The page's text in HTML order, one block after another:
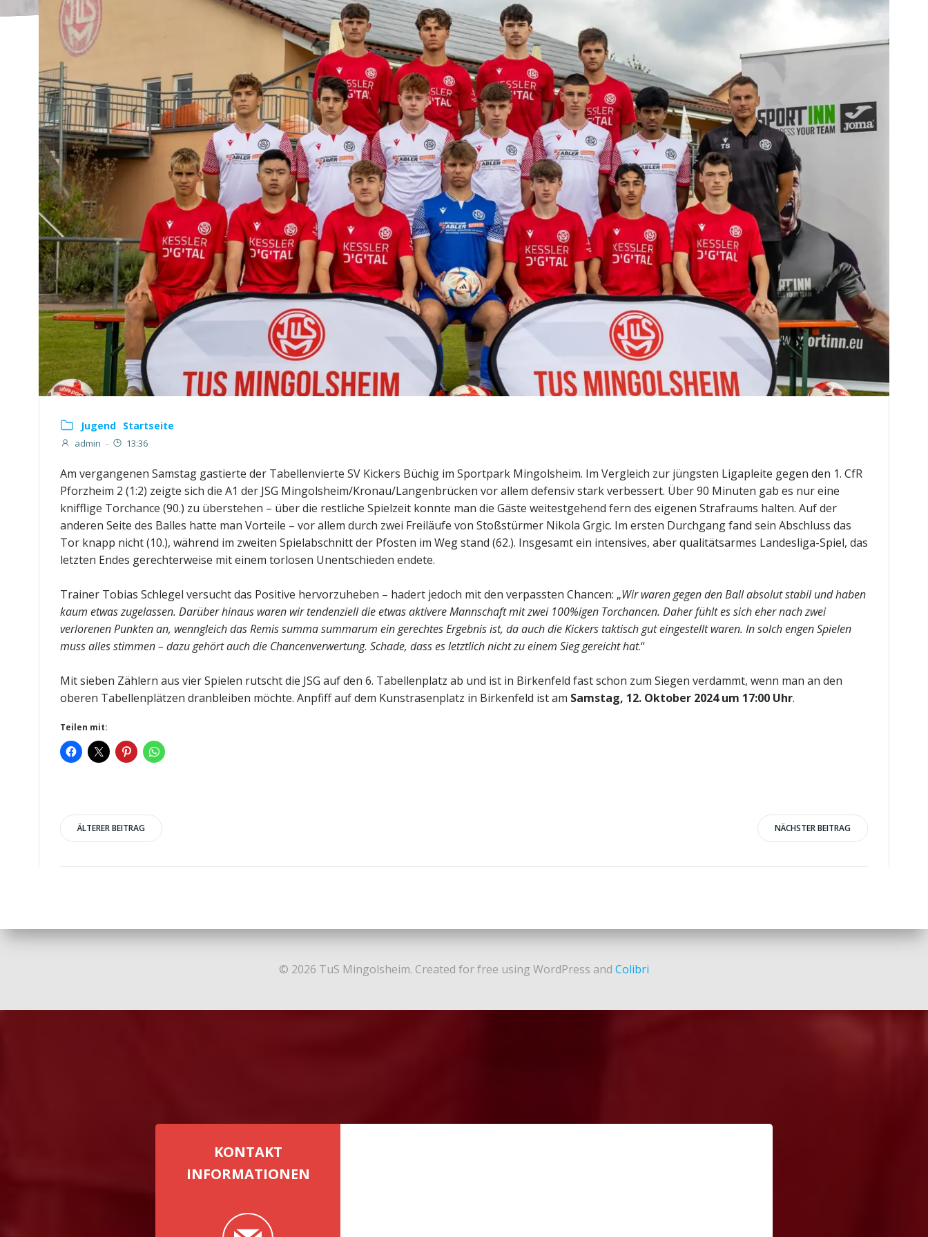
Jugend Startseite
admin - 13:36
Am vergangenen Samstag gastierte der Tabellenvierte SV Kickers Büchig im Sportpark Mingolsheim. Im Vergleich zur jüngsten Ligapleite gegen den 1. CfR
Pforzheim 2 (1:2) zeigte sich die A1 der JSG Mingolsheim/Kronau/Langenbrücken vor allem defensiv stark verbessert. Über 90 Minuten gab es nur eine
knifflige Torchance (90.) zu überstehen – über die restliche Spielzeit konnte man die Gäste weitestgehend fern des eigenen Strafraums halten. Auf der
anderen Seite des Balles hatte man Vorteile – vor allem durch zwei Freiläufe von Stoßstürmer Nikola Grgic. Im ersten Durchgang fand sein Abschluss das
Tor knapp nicht (10.), während im zweiten Spielabschnitt der Pfosten im Weg stand (62.). Insgesamt ein intensives, aber qualitätsarmes Landesliga-Spiel, das
letzten Endes gerechterweise mit einem torlosen Unentschieden endete.
Trainer Tobias Schlegel versucht das Positive hervorzuheben – hadert jedoch mit den verpassten Chancen: „Wir waren gegen den Ball absolut stabil und haben
kaum etwas zugelassen. Darüber hinaus waren wir tendenziell die etwas aktivere Mannschaft mit zwei 100%igen Torchancen. Daher fühlt es sich eher nach zwei
verlorenen Punkten an, wenngleich das Remis summa summarum ein gerechtes Ergebnis ist, da auch die Kickers taktisch gut eingestellt waren. In solch engen Spielen
muss alles stimmen – dazu gehört auch die Chancenverwertung. Schade, dass es letztlich nicht zu einem Sieg gereicht hat.“
Mit sieben Zählern aus vier Spielen rutscht die JSG auf den 6. Tabellenplatz ab und ist in Birkenfeld fast schon zum Siegen verdammt, wenn man an den
oberen Tabellenplätzen dranbleiben möchte. Anpfiff auf dem Kunstrasenplatz in Birkenfeld ist am Samstag, 12. Oktober 2024 um 17:00 Uhr.
Teilen mit:
Post
navigation
ÄLTERER BEITRAG
navigation
NÄCHSTER BEITRAG
© 2026 TuS Mingolsheim. Created for free using WordPress and Colibri
KONTAKT
INFORMATIONEN